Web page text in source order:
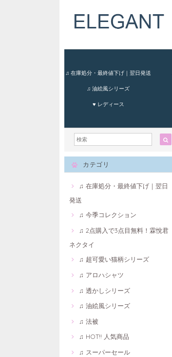
♫ 在庫処分・最終値下げ｜翌日発送
♫ 油絵風シリーズ
♥ レディース
カテゴリ
♫ 在庫処分・最終値下げ｜翌日
発送
♫ 今季コレクション
♫ 2点購入で3点目無料！霖悅君
ネクタイ
♫ 超可愛い猫柄シリーズ
♫ アロハシャツ
♫ 透かしシリーズ
♫ 油絵風シリーズ
♫ 法被
♫ HOT!! 人気商品
♫ スーパーセール